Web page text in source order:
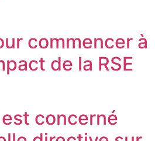
commencer à
de la RSE
est concerné